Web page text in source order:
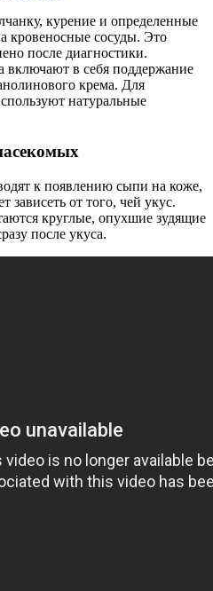
курение и определенные
кровеносные сосуды. Это
после диагностики.
включают в себя поддержание
крема. Для
натуральные
к появлению сыпи на коже,
зависеть от того, чей укус.
круглые, опухшие зудящие
после укуса.